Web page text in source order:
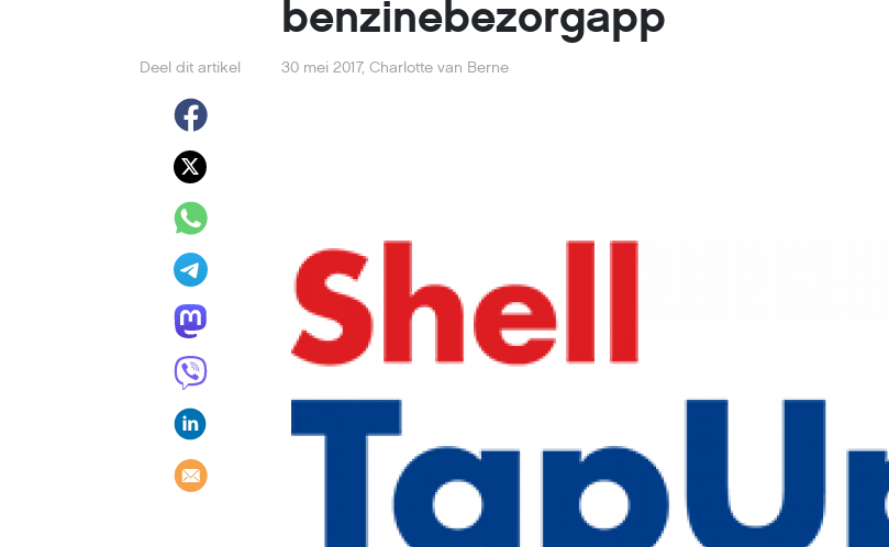
benzinebezorgapp
Deel dit artikel 30 mei 2017,Charlotte van Berne